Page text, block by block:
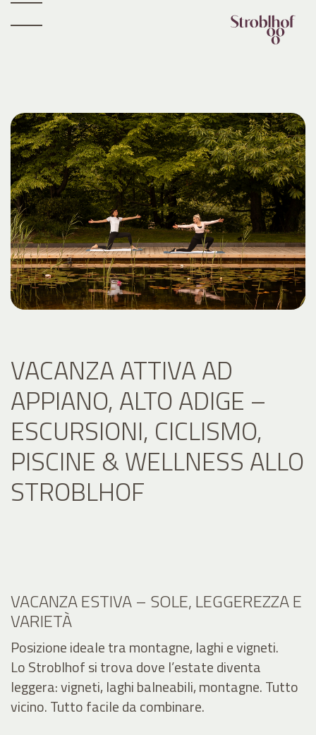
VACANZA ATTIVA AD
APPIANO, ALTO ADIGE –
ESCURSIONI, CICLISMO,
PISCINE & WELLNESS ALLO
STROBLHOF
VACANZA ESTIVA – SOLE, LEGGEREZZA E
VARIETÀ
Posizione ideale tra montagne, laghi e vigneti.
Lo Stroblhof si trova dove l’estate diventa
leggera: vigneti, laghi balneabili, montagne. Tutto
vicino. Tutto facile da combinare.